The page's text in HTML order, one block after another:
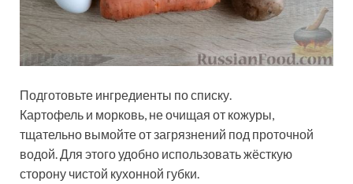
Подготовьте ингредиенты по списку.
Картофель и морковь, не очищая от кожуры,
тщательно вымойте от загрязнений под проточной
водой. Для этого удобно использовать жёсткую
сторону чистой кухонной губки.